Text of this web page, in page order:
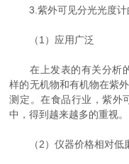
3.紫外可见分光光度计
（1）应用广泛
在上发表的有关分析的
样的无机物和有机物在紫
测定。在食品行业，紫外
中，得到越来越多的重视。
（2）仪器价格相对低